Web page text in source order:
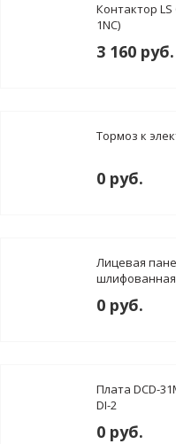
Контактор LS
1NC)
3 160 руб.
Тормоз к
0 руб.
Лицевая
0 руб.
Плата DCD-
DI-2
0 руб.